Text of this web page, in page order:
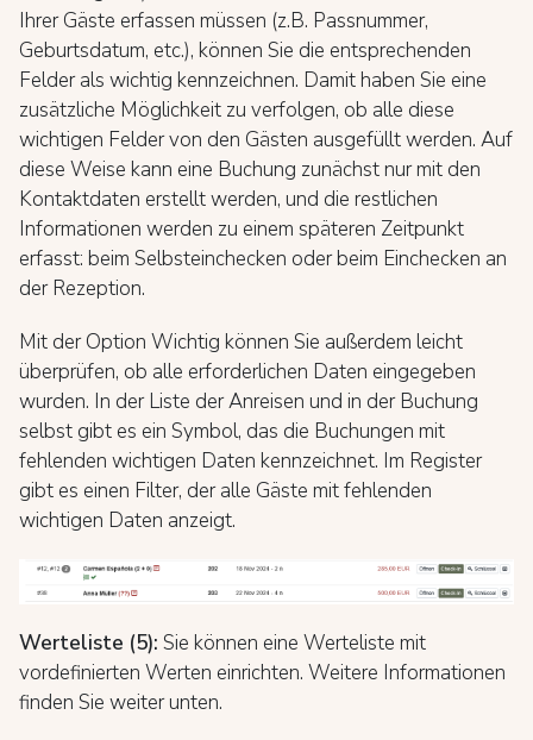
Ihrer Gäste erfassen müssen (z.B. Passnummer,
Geburtsdatum, etc.), können Sie die entsprechenden
Felder als wichtig kennzeichnen. Damit haben Sie eine
zusätzliche Möglichkeit zu verfolgen, ob alle diese
wichtigen Felder von den Gästen ausgefüllt werden. Auf
diese Weise kann eine Buchung zunächst nur mit den
Kontaktdaten erstellt werden, und die restlichen
Informationen werden zu einem späteren Zeitpunkt
erfasst: beim Selbsteinchecken oder beim Einchecken an
der Rezeption.
Mit der Option Wichtig können Sie außerdem leicht
überprüfen, ob alle erforderlichen Daten eingegeben
wurden. In der Liste der Anreisen und in der Buchung
selbst gibt es ein Symbol, das die Buchungen mit
fehlenden wichtigen Daten kennzeichnet. Im Register
gibt es einen Filter, der alle Gäste mit fehlenden
wichtigen Daten anzeigt.
Werteliste (5): Sie können eine Werteliste mit
vordefinierten Werten einrichten. Weitere Informationen
finden Sie weiter unten.